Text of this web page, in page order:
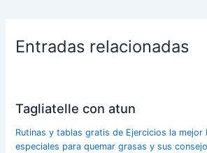
Entradas relacionadas
Tagliatelle con atun
Rutinas y tablas gratis de Ejercicios la
especiales para quemar grasas y sus